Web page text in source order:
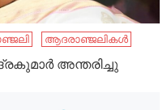
ആദരാഞ്ജലികൾ
അന്തരിച്ചു